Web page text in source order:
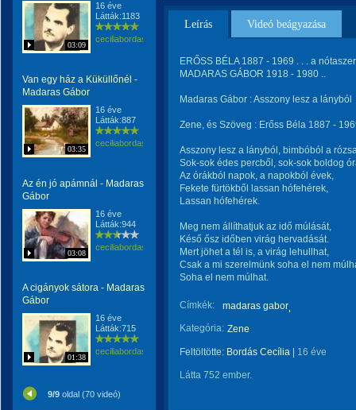
03:09
16 éve
Látták:1183
ceciliabordas
Van egy ház a Küküllőnél -
Madaras Gábor
03:35
16 éve
Látták:887
ceciliabordas
Az én jó apámnál - Madaras
Gábor
03:08
16 éve
Látták:944
ceciliabordas
A cigányok sátora - Madaras
Gábor
01:38
16 éve
Látták:715
ceciliabordas
9/9 oldal (70 videó)
Leírás Videó beágyazása
ERŐSS BÉLA 1887 - 1969 . . . a
MADARAS GÁBOR 1918 - 1980 ..
Madaras Gábor : Asszony lesz a lányból
Zene, és Szöveg : Erőss Béla 1887 -
Asszony lesz a lányból, bimbóból a
Sok-sok édes percből, sok-sok boldog
Az órákból napok, a napokból évek,
Fekete fürtökből lassan hófehérek,
Lassan hófehérek.
Meg nem állíthatjuk az idő múlását,
Késő ősz időben virág hervadását.
Mert jöhet a tél is, a virág lehullhat,
Csak a mi szerelmünk soha el nem
Soha el nem múlhat.
Címkék:
madaras gabor
Kategória: Zene
Feltöltötte: Bordás Cecília 16 éve
Látta 752 ember.